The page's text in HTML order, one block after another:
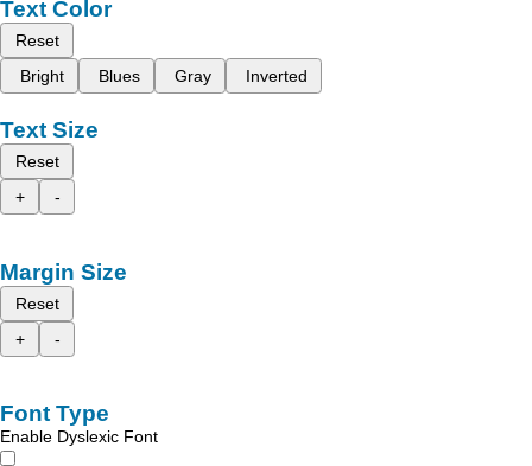
Text Color
Reset
Bright
Blues Gray Inverted
Text Size
Reset
+
-
Margin Size
Reset
+
-
Font Type
Enable Dyslexic Font